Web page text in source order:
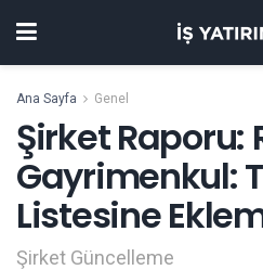
Ana Sayfa Genel
Şirket Raporu:
Gayrimenkul:
Listesine
Şirket Güncelleme